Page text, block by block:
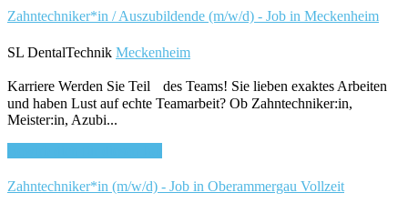
Zahntechniker*in / Auszubildende (m/w/d) - Job in Meckenheim
SL DentalTechnik Meckenheim
Karriere Werden Sie Teil des Teams! Sie lieben exaktes Arbeiten
und haben Lust auf echte Teamarbeit? Ob Zahntechniker:in,
Meister:in, Azubi...
Zahntechniker*in (m/w/d) - Job in Oberammergau Vollzeit